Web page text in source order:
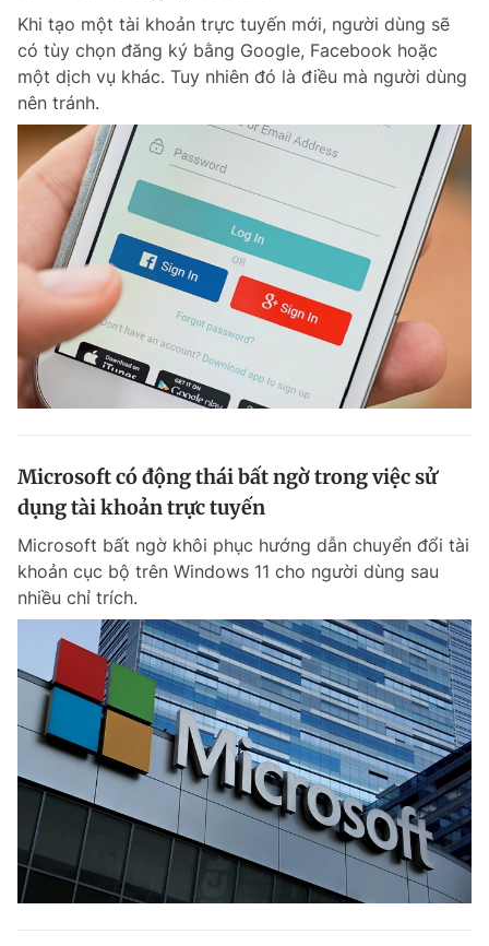
Khi tạo một tài khoản trực tuyến mới, người dùng sẽ
có tùy chọn đăng ký bằng Google, Facebook hoặc
một dịch vụ khác. Tuy nhiên đó là điều mà người dùng
nên tránh.
Microsoft có động thái bất ngờ trong việc sử
dụng tài khoản trực tuyến
Microsoft bất ngờ khôi phục hướng dẫn chuyển đổi tài
khoản cục bộ trên Windows 11 cho người dùng sau
nhiều chỉ trích.